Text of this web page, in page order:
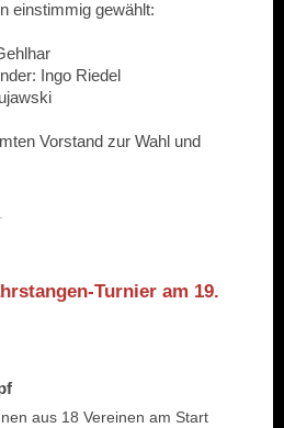
einstimmig gewählt:
Ingo Riedel
Vorstand zur Wahl und
Turnier am 19.
aus 18 Vereinen am Start